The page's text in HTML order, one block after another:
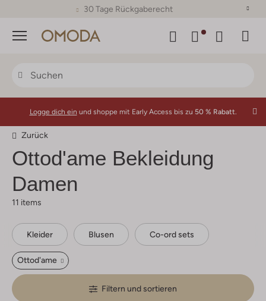
30 Tage Rückgaberecht
Menü
Logge dich ein und shoppe mit Early Access bis zu 50 % Rabatt.
Zurück
Ottod'ame Bekleidung
Damen
11 items
Kleider Blusen Co-ord sets
Ottod'ame
Filtern und sortieren